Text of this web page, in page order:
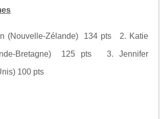
(Nouvelle-Zélande) 134 pts 2. Katie
Bretagne) 125 pts 3. Jennifer
100 pts